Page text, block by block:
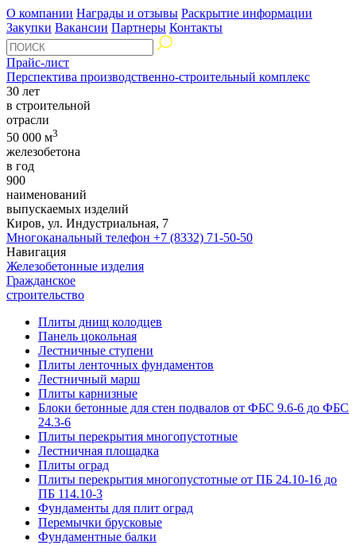
О компании Награды и отзывы Раскрытие информации
Закупки Вакансии Партнеры Контакты
Прайс-лист
Перспектива производственно-строительный комплекс
30 лет
в строительной
отрасли
50 000 м3
железобетона
в год
900
наименований
выпускаемых изделий
Киров, ул. Индустриальная, 7
Многоканальный телефон +7 (8332) 71-50-50
Навигация
Железобетонные изделия
Гражданское
строительство
Плиты днищ колодцев
Панель цокольная
Лестничные ступени
Плиты ленточных фундаментов
Лестничный марш
Плиты карнизные
Блоки бетонные для стен подвалов от ФБС 9.6-6 до ФБС
24.3-6
Плиты перекрытия многопустотные
Лестничная площадка
Плиты оград
Плиты перекрытия многопустотные от ПБ 24.10-16 до
ПБ 114.10-3
Фундаменты для плит оград
Перемычки брусковые
Фундаментные балки